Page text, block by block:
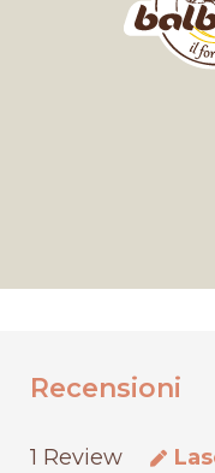
Recensioni
1 Review